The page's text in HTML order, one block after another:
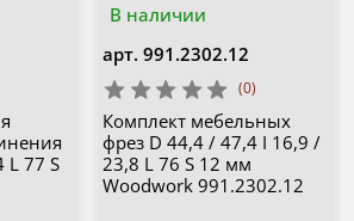
L 77 S
В наличии
арт. 991.2302.12
(0)
Комплект мебельных
фрез D 44,4 / 47,4 I 16,9 /
23,8 L 76 S 12 мм
Woodwork 991.2302.12